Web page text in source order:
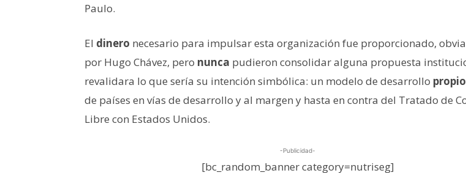
Paulo.
El dinero necesario para impulsar esta organización fue proporcionado,
por Hugo Chávez, pero nunca pudieron consolidar alguna propuesta
revalidara lo que sería su intención simbólica: un modelo de desarrollo propio
de países en vías de desarrollo y al margen y hasta en contra del Tratado de
Libre con Estados Unidos.
-Publicidad-
[bc_random_banner category=nutriseg]